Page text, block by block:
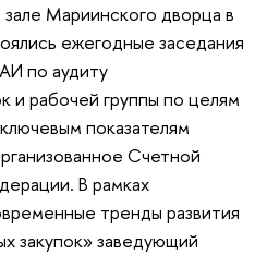
Мариинского дворца в
ежегодные заседания
по аудиту
и рабочей группы по целям
показателям
Счетной
В рамках
тренды развития
закупок» заведующий